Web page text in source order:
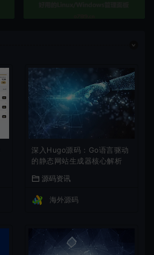
深入Hugo源码：Go语言驱动
的静态网站生成器核心解析
源码资讯
海外源码